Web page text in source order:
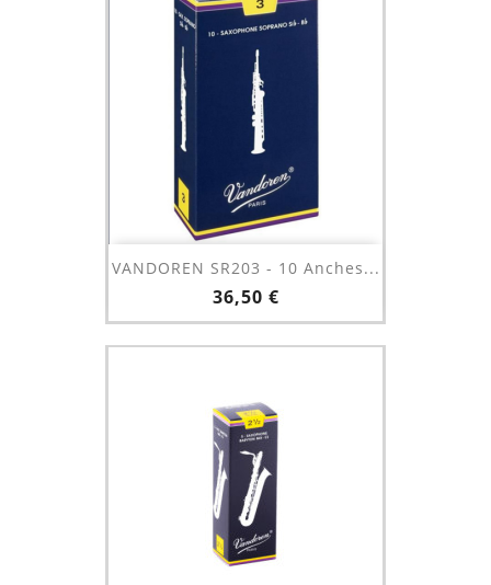
VANDOREN SR203 - 10 Anches...
Prix
36,50 €